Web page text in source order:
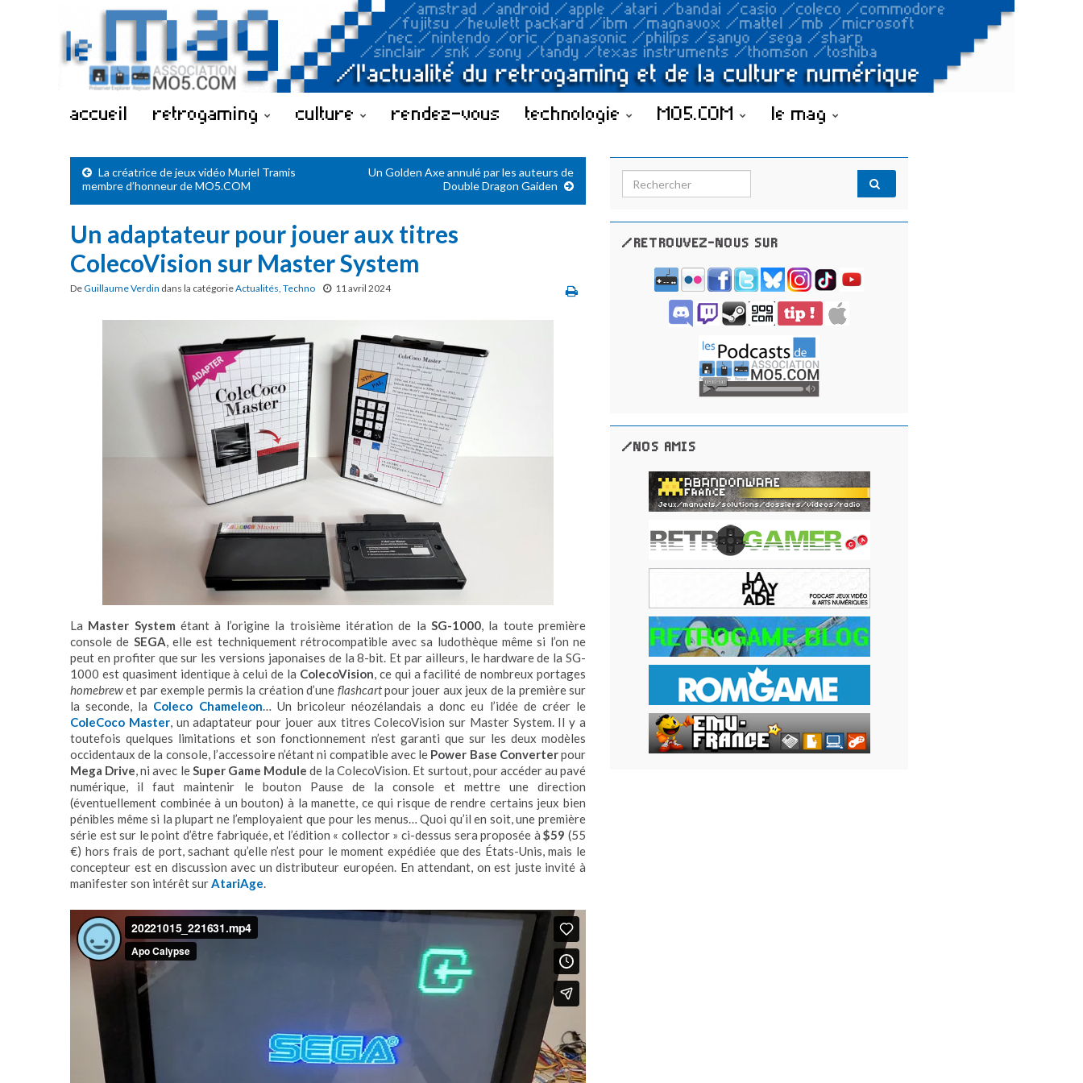
accueil retrogaming culture rendez-vous technologie MO5.COM le mag
La créatrice de jeux vidéo Muriel Tramis
membre d’honneur de MO5.COM
Un Golden Axe annulé par les auteurs de
Double Dragon Gaiden
Un adaptateur pour jouer aux titres
ColecoVision sur Master System
DeGuillaume Verdin dans la catégorieActualités, Techno 11 avril 2024
La Master System étant à l’origine la troisième itération de la SG-1000, la toute première
console de SEGA, elle est techniquement rétrocompatible avec sa ludothèque même si l’on ne
peut en profiter que sur les versions japonaises de la 8-bit. Et par ailleurs, le hardware de la SG-
1000 est quasiment identique à celui de la ColecoVision, ce qui a facilité de nombreux portages
homebrewet par exemple permis la création d’une flashcartpour jouer aux jeux de la première sur
la seconde, la Coleco Chameleon… Un bricoleur néozélandais a donc eu l’idée de créer le
ColeCoco Master, un adaptateur pour jouer aux titres ColecoVision sur Master System. Il y a
toutefois quelques limitations et son fonctionnement n’est garanti que sur les deux modèles
occidentaux de la console, l’accessoire n’étant ni compatible avec le Power Base Converterpour
Mega Drive, ni avec leSuper Game Module de la ColecoVision. Et surtout, pour accéder au pavé
numérique, il faut maintenir le bouton Pause de la console et mettre une direction
(éventuellement combinée à un bouton) à la manette, ce qui risque de rendre certains jeux bien
pénibles même si la plupart ne l’employaient que pour les menus… Quoi qu’il en soit, une première
série est sur le point d’être fabriquée, et l’édition « collector » ci-dessus sera proposée à$59 (55
€) hors frais de port, sachant qu’elle n’est pour le moment expédiée que des États-Unis, mais le
concepteur est en discussion avec un distributeur européen. En attendant, on est juste invité à
manifester son intérêt surAtariAge.
Search for:
/RETROUVEZ-NOUS SUR
/NOS AMIS